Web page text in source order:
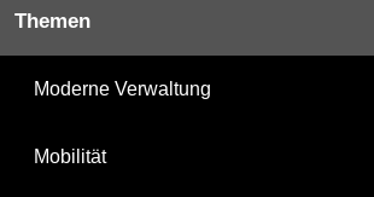
Themen
Moderne Verwaltung
Mobilität